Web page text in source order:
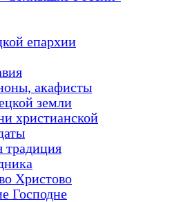
епархии
акафисты
земли
христианской
традиция
Христово
Господне